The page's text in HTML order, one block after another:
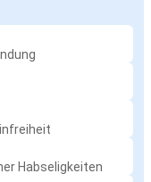
Habseligkeiten